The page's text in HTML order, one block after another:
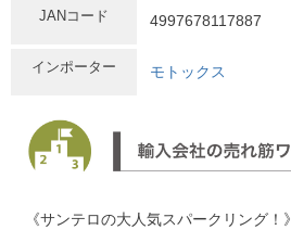
JANコード 4997678117887
インポーター モトックス
《サンテロの大人気スパークリング！》